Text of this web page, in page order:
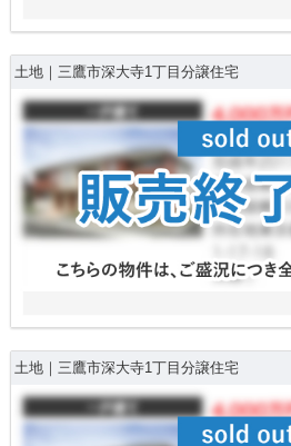
土地｜三鷹市深大寺1丁目分譲住宅
土地｜三鷹市深大寺1丁目分譲住宅